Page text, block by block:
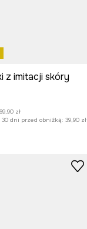
z imitacji skóry
69,90 zł
dni przed obniżką: 39,90 zł